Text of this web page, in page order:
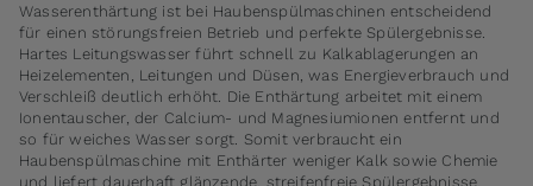
Wasserenthärtung ist bei Haubenspülmaschinen entscheidend
für einen störungsfreien Betrieb und perfekte Spülergebnisse.
Hartes Leitungswasser führt schnell zu Kalkablagerungen an
Heizelementen, Leitungen und Düsen, was Energieverbrauch und
Verschleiß deutlich erhöht. Die Enthärtung arbeitet mit einem
Ionentauscher, der Calcium- und Magnesiumionen entfernt und
so für weiches Wasser sorgt. Somit verbraucht ein
Haubenspülmaschine mit Enthärter weniger Kalk sowie Chemie
und liefert dauerhaft glänzende, streifenfreie Spülergebnisse.